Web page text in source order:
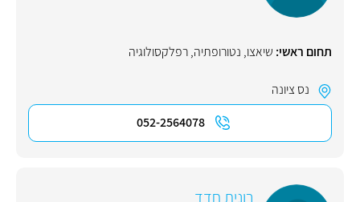
תחום ראשי: שיאצו, נטורופתיה,רפלקסולוגיה
נס ציונה
052-2564078
רונית חדד